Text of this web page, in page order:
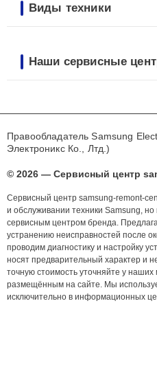
Виды техники
Наши сервисные
Правообладатель Samsung
Электроникс Ко., Лтд.)
© 2026 — Сервисный центр
Сервисный центр samsung-remont-
и обслуживании техники Samsung,
сервисным центром бренда.
устранению неисправностей после
проводим диагностику и настройку
носят предварительный характер и
точную стоимость уточняйте у
размещённым на сайте. Мы
исключительно в информационных